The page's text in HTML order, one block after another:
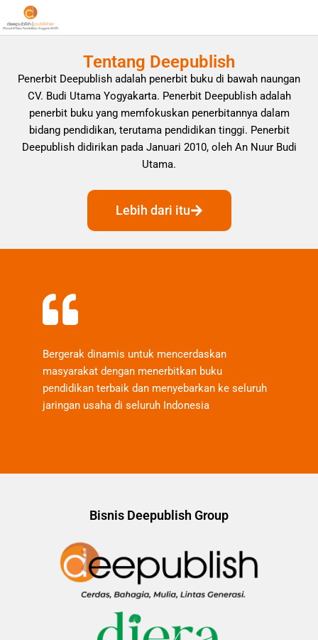
Tentang Deepublish
Penerbit Deepublish adalah penerbit buku di bawah naungan
CV. Budi Utama Yogyakarta. Penerbit Deepublish adalah
penerbit buku yang memfokuskan penerbitannya dalam
bidang pendidikan, terutama pendidikan tinggi. Penerbit
Deepublish didirikan pada Januari 2010, oleh An Nuur Budi
Utama.
Lebih dari itu
Bergerak dinamis untuk mencerdaskan
masyarakat dengan menerbitkan buku
pendidikan terbaik dan menyebarkan ke seluruh
jaringan usaha di seluruh Indonesia
Bisnis Deepublish Group